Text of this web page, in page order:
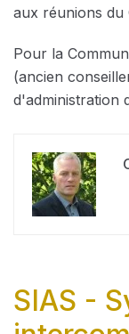
aux réunions du
Pour la
(ancien
d'administration
SIAS -